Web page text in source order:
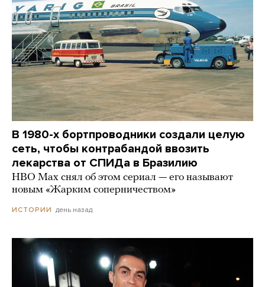
В 1980-х бортпроводники создали целую
сеть, чтобы контрабандой ввозить
лекарства от СПИДа в Бразилию
HBO Max снял об этом сериал — его называют
новым «Жарким соперничеством»
ИСТОРИИ день назад